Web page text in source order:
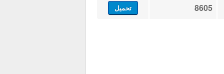
8605 تحميل